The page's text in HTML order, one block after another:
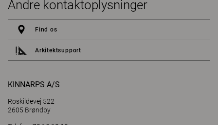
Andre kontaktoplysninger
Find os
Arkitektsupport
KINNARPS A/S
Roskildevej 522
2605 Brøndby